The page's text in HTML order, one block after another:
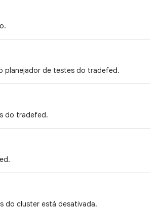
planejador de testes do tradefed.
do tradefed.
do cluster está desativada.